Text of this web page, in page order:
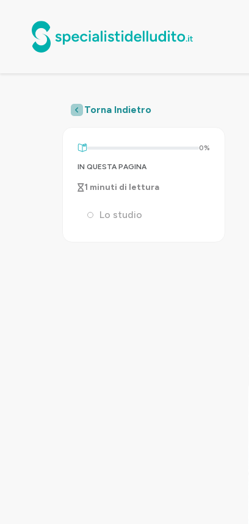
Torna Indietro
0%
IN QUESTA PAGINA
1 minuti di lettura
Lo studio